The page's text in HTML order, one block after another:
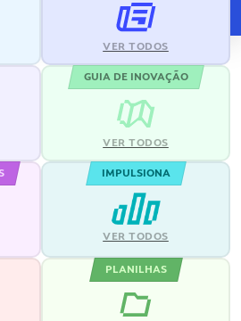
VER TODOS
GUIA DE INOVAÇÃO
VER TODOS
IMPULSIONA
VER TODOS
PLANILHAS